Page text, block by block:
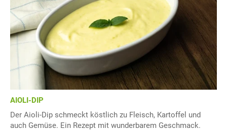
AIOLI-DIP
Der Aioli-Dip schmeckt köstlich zu Fleisch, Kartoffel und
auch Gemüse. Ein Rezept mit wunderbarem Geschmack.